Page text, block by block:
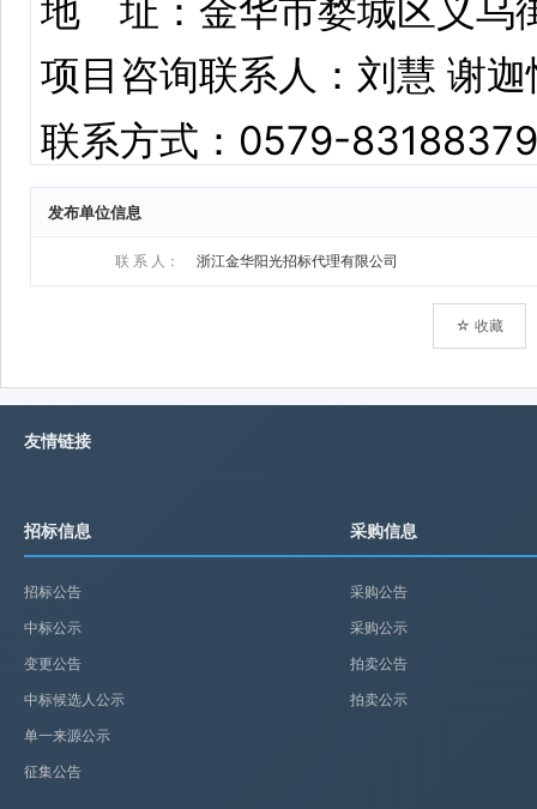
发布单位信息
联 系 人： 浙江金华阳光招标代理有限公司
☆ 收藏
友情链接
招标信息
招标公告
中标公示
变更公告
中标候选人公示
单一来源公示
征集公告
采购信息
采购公告
采购公示
拍卖公告
拍卖公示